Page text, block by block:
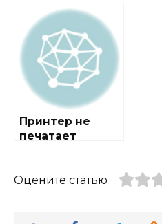
+ инструкция
Принтер не
печатает
Оцените статью